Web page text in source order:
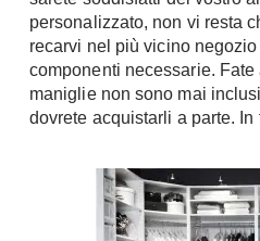
Giardino
Arredo giardino
Tende da sole
personalizzato, non vi resta
recarvi nel più vicino
componenti necessarie.
maniglie non sono mai
dovrete acquistarli a parte. In